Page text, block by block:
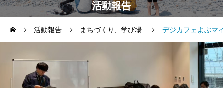
活動報告
活動報告 まちづくり 学び場 デジカフェよぶマ